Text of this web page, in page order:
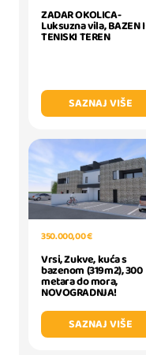
ZADAR OKOLICA-
Luksuzna vila, BAZEN I
TENISKI TEREN
SAZNAJ VIŠE
350.000,00 €
Vrsi, Zukve, kuća s
bazenom (319m2), 300
metara do mora,
NOVOGRADNJA!
SAZNAJ VIŠE